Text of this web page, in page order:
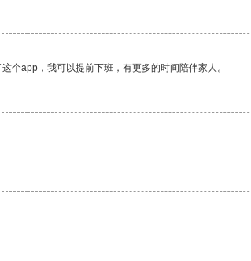
个app，我可以提前下班，有更多的时间陪伴家人。